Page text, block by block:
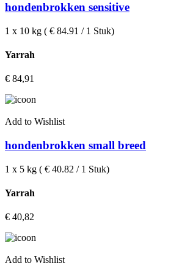
hondenbrokken sensitive
1 x 10 kg ( € 84.91 / 1 Stuk)
Yarrah
€ 84,91
Add to Wishlist
hondenbrokken small breed
1 x 5 kg ( € 40.82 / 1 Stuk)
Yarrah
€ 40,82
Add to Wishlist